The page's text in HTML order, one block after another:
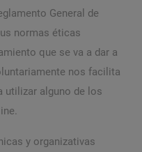
General de
normas éticas
que se va a dar a
nos facilita
utilizar alguno de los
y organizativas